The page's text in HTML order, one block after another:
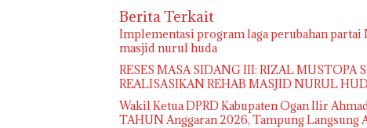
Berita Terkait
Implementasi program laga perubahan partai
RESES MASA SIDANG III: RIZAL MUSTOPA
REALISASIKAN REHAB MASJID NURUL
Wakil Ketua DPRD Kabupaten Ogan Ilir
TAHUN Anggaran 2026, Tampung Langsung